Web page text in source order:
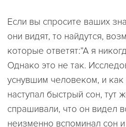
Если вы спросите ваших
они видят, то найдутся,
которые ответят:”А я
Однако это не так.
уснувшим человеком, и как
наступал быстрый сон, тут
спрашивали, что он видел
неизменно вспоминал сон